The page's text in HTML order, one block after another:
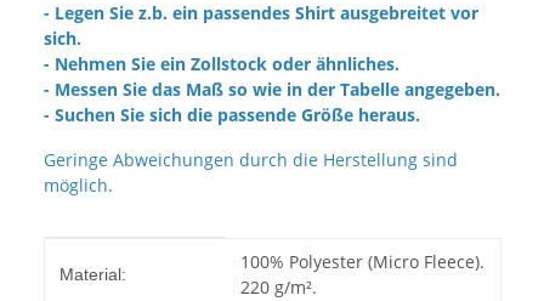
- Legen Sie z.b. ein passendes Shirt ausgebreitet vor
sich.
- Nehmen Sie ein Zollstock oder ähnliches.
- Messen Sie das Maß so wie in der Tabelle angegeben.
- Suchen Sie sich die passende Größe heraus.
Geringe Abweichungen durch die Herstellung sind
möglich.
Material:
100% Polyester (Micro Fleece).
220 g/m².